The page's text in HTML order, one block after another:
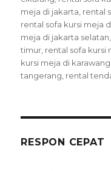
meja di jakarta rental
rental sofa kursi meja
meja di jakarta selatan
timur rental sofa kursi
kursi meja di karawang
tangerang rental
RESPON CEPAT